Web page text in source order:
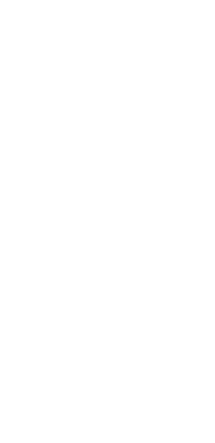
Wert ein oder